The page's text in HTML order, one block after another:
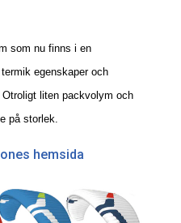
som nu finns i en
egenskaper och
Otroligt liten packvolym och
på storlek.
hemsida